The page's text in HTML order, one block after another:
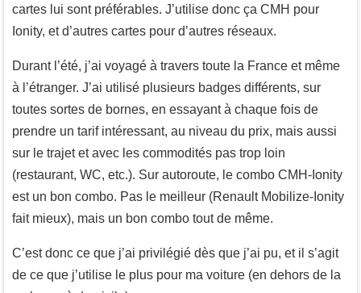
cartes lui sont préférables. J’utilise donc ça CMH pour
Ionity, et d’autres cartes pour d’autres réseaux.
Durant l’été, j’ai voyagé à travers toute la France et même
à l’étranger. J’ai utilisé plusieurs badges différents, sur
toutes sortes de bornes, en essayant à chaque fois de
prendre un tarif intéressant, au niveau du prix, mais aussi
sur le trajet et avec les commodités pas trop loin
(restaurant, WC, etc.). Sur autoroute, le combo CMH-Ionity
est un bon combo. Pas le meilleur (Renault Mobilize-Ionity
fait mieux), mais un bon combo tout de même.
C’est donc ce que j’ai privilégié dès que j’ai pu, et il s’agit
de ce que j’utilise le plus pour ma voiture (en dehors de la